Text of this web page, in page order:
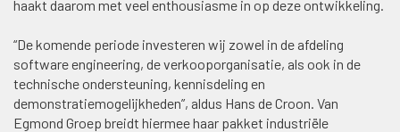
haakt daarom met veel enthousiasme in op deze ontwikkeling.
“De komende periode investeren wij zowel in de afdeling
software engineering, de verkooporganisatie, als ook in de
technische ondersteuning, kennisdeling en
demonstratiemogelijkheden”, aldus Hans de Croon. Van
Egmond Groep breidt hiermee haar pakket industriële